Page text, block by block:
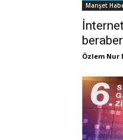
Manşet
Özlem Nur